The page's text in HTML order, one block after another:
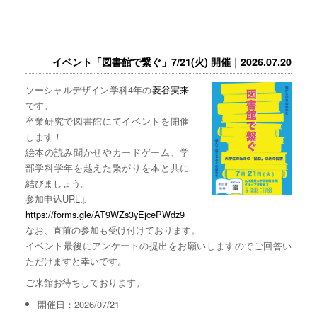
イベント「図書館で繋ぐ」7/21(火) 開催｜2026.07.20
ソーシャルデザイン学科4年の菱谷実来
です。
卒業研究で図書館にてイベントを開催
します！
絵本の読み聞かせやカードゲーム、学
部学科学年を越えた繋がりを本と共に
結びましょう。
参加申込URL↓
https://forms.gle/AT9WZs3yEjcePWdz9
なお、直前の参加も受け付けております。
イベント最後にアンケートの提出をお願いしますのでご回答い
ただけますと幸いです。
ご来館お待ちしております。
開催日：2026/07/21